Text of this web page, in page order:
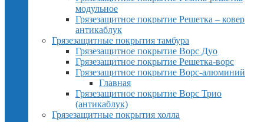
модульное
Грязезащитное покрытие Решетка – ковер
антикаблук
Грязезащитные покрытия тамбура
Грязезащитное покрытие Ворс Дуо
Грязезащитное покрытие Решетка-ворс
Грязезащитное покрытие Ворс-алюминий
Главная
Грязезащитное покрытие Ворс Трио
(антикаблук)
Грязезащитные покрытия холла